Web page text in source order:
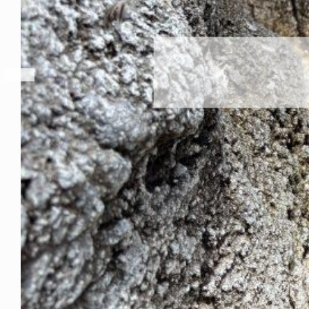
アマリの換羽も
2026年8月7日